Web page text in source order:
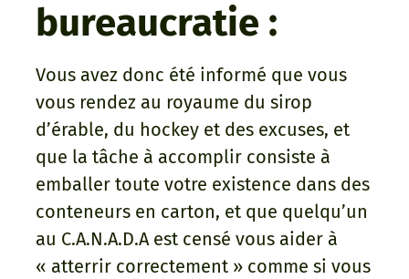
bureaucratie :
Vous avez donc été informé que vous
vous rendez au royaume du sirop
d’érable, du hockey et des excuses, et
que la tâche à accomplir consiste à
emballer toute votre existence dans des
conteneurs en carton, et que quelqu’un
au C.A.N.A.D.A est censé vous aider à
« atterrir correctement » comme si vous